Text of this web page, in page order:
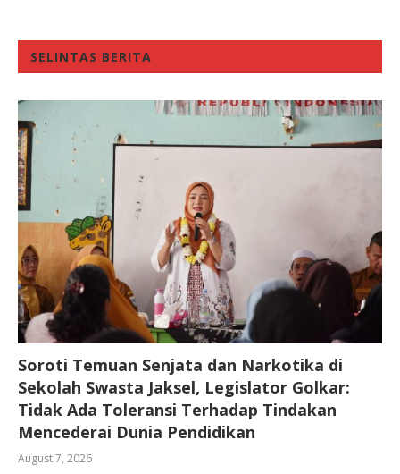
SELINTAS BERITA
Soroti Temuan Senjata dan Narkotika di
Sekolah Swasta Jaksel, Legislator Golkar:
Tidak Ada Toleransi Terhadap Tindakan
Mencederai Dunia Pendidikan
August 7, 2026